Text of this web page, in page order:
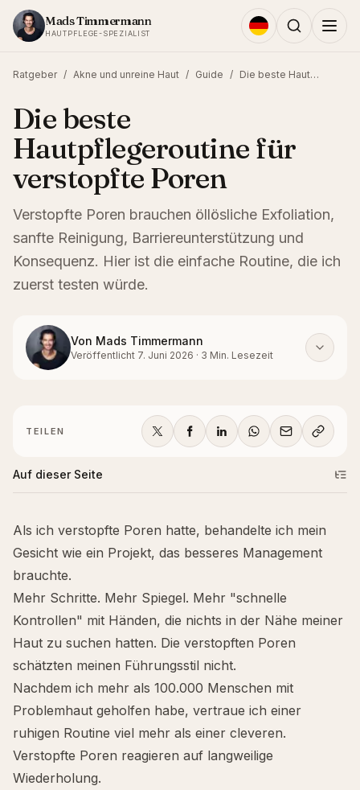
Zum Inhalt springen
Mads Timmermann
HAUTPFLEGE-SPEZIALIST
Ratgeber / Akne und unreine Haut / Guide / Die beste Hautpflegeroutine für verstopfte Poren
Die beste
Hautpflegeroutine für
verstopfte Poren
Verstopfte Poren brauchen öllösliche Exfoliation,
sanfte Reinigung, Barriereunterstützung und
Konsequenz. Hier ist die einfache Routine, die ich
zuerst testen würde.
Von Mads Timmermann
Veröffentlicht 7. Juni 2026 · 3 Min. Lesezeit
TEILEN
Auf dieser Seite
Als ich verstopfte Poren hatte, behandelte ich mein
Gesicht wie ein Projekt, das besseres Management
brauchte.
Mehr Schritte. Mehr Spiegel. Mehr "schnelle
Kontrollen" mit Händen, die nichts in der Nähe meiner
Haut zu suchen hatten. Die verstopften Poren
schätzten meinen Führungsstil nicht.
Nachdem ich mehr als 100.000 Menschen mit
Problemhaut geholfen habe, vertraue ich einer
ruhigen Routine viel mehr als einer cleveren.
Verstopfte Poren reagieren auf langweilige
Wiederholung.